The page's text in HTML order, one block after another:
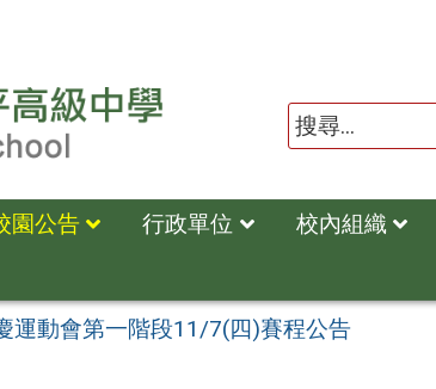
園公告 行政單位 校內組織
運動會第一階段11/7(四)賽程公告